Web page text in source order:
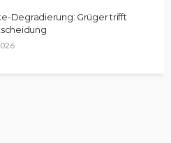
Degradierung: Grüger trifft